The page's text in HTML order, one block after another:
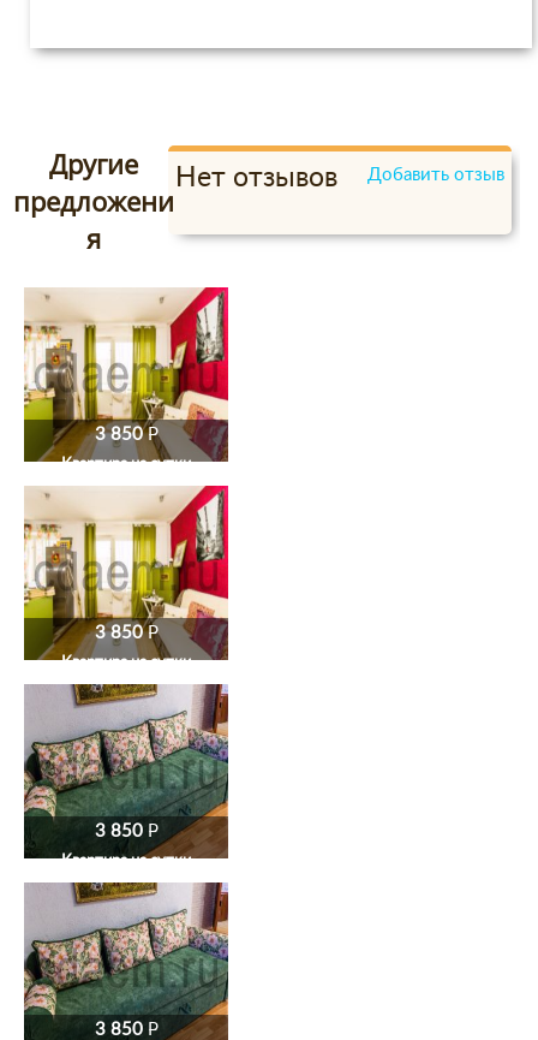
Другие
предложени
я
3 850P
Квартира на сутки
3 850P
Квартира на сутки
3 850 P
Квартира на сутки
3 850 P
Нет отзывов Добавить отзыв